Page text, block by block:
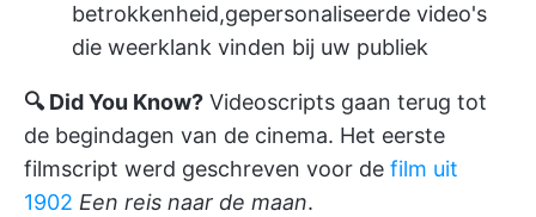
betrokkenheid,gepersonaliseerde video's
die weerklank vinden bij uw publiek
🔍 Did You Know? Videoscripts gaan terug tot
de begindagen van de cinema. Het eerste
filmscript werd geschreven voor de film uit
1902 Een reis naar de maan.